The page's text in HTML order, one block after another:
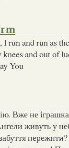
I run and run as
and out of
You
Вже не
живуть у